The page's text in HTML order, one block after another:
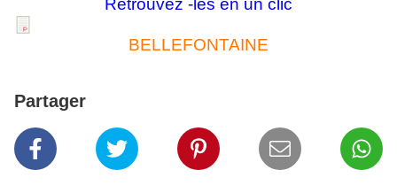
Retrouvez -les en un clic
BELLEFONTAINE
Partager